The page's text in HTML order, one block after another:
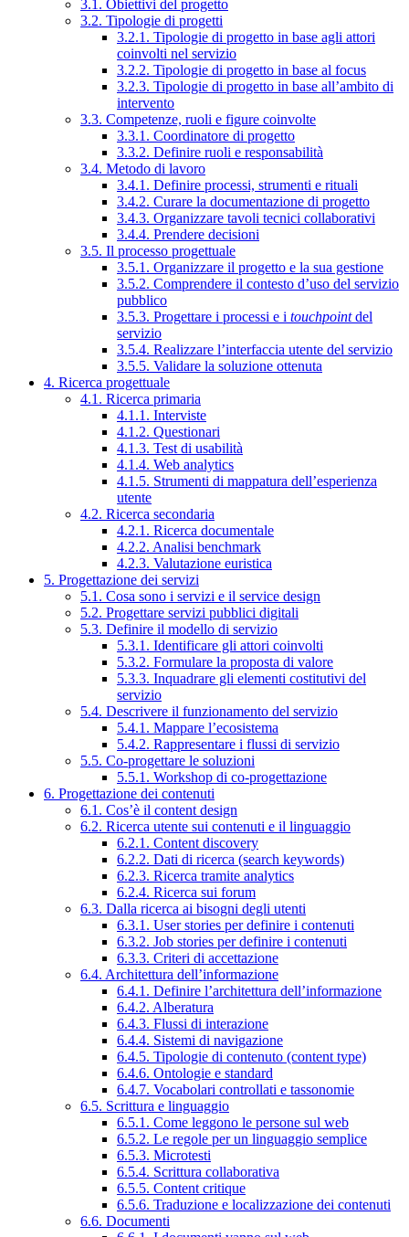
3.1. Obiettivi del progetto
3.2. Tipologie di progetti
3.2.1. Tipologie di progetto in base agli attori
coinvolti nel servizio
3.2.2. Tipologie di progetto in base al focus
3.2.3. Tipologie di progetto in base all’ambito di
intervento
3.3. Competenze, ruoli e figure coinvolte
3.3.1. Coordinatore di progetto
3.3.2. Definire ruoli e responsabilità
3.4. Metodo di lavoro
3.4.1. Definire processi, strumenti e rituali
3.4.2. Curare la documentazione di progetto
3.4.3. Organizzare tavoli tecnici collaborativi
3.4.4. Prendere decisioni
3.5. Il processo progettuale
3.5.1. Organizzare il progetto e la sua gestione
3.5.2. Comprendere il contesto d’uso del servizio
pubblico
3.5.3. Progettare i processi e i touchpointdel
servizio
3.5.4. Realizzare l’interfaccia utente del servizio
3.5.5. Validare la soluzione ottenuta
4. Ricerca progettuale
4.1. Ricerca primaria
4.1.1. Interviste
4.1.2. Questionari
4.1.3. Test di usabilità
4.1.4. Web analytics
4.1.5. Strumenti di mappatura dell’esperienza
utente
4.2. Ricerca secondaria
4.2.1. Ricerca documentale
4.2.2. Analisi benchmark
4.2.3. Valutazione euristica
5. Progettazione dei servizi
5.1. Cosa sono i servizi e il service design
5.2. Progettare servizi pubblici digitali
5.3. Definire il modello di servizio
5.3.1. Identificare gli attori coinvolti
5.3.2. Formulare la proposta di valore
5.3.3. Inquadrare gli elementi costitutivi del
servizio
5.4. Descrivere il funzionamento del servizio
5.4.1. Mappare l’ecosistema
5.4.2. Rappresentare i flussi di servizio
5.5. Co-progettare le soluzioni
5.5.1. Workshop di co-progettazione
6. Progettazione dei contenuti
6.1. Cos’è il content design
6.2. Ricerca utente sui contenuti e il linguaggio
6.2.1. Content discovery
6.2.2. Dati di ricerca (search keywords)
6.2.3. Ricerca tramite analytics
6.2.4. Ricerca sui forum
6.3. Dalla ricerca ai bisogni degli utenti
6.3.1. User stories per definire i contenuti
6.3.2. Job stories per definire i contenuti
6.3.3. Criteri di accettazione
6.4. Architettura dell’informazione
6.4.1. Definire l’architettura dell’informazione
6.4.2. Alberatura
6.4.3. Flussi di interazione
6.4.4. Sistemi di navigazione
6.4.5. Tipologie di contenuto (content type)
6.4.6. Ontologie e standard
6.4.7. Vocabolari controllati e tassonomie
6.5. Scrittura e linguaggio
6.5.1. Come leggono le persone sul web
6.5.2. Le regole per un linguaggio semplice
6.5.3. Microtesti
6.5.4. Scrittura collaborativa
6.5.5. Content critique
6.5.6. Traduzione e localizzazione dei contenuti
6.6. Documenti